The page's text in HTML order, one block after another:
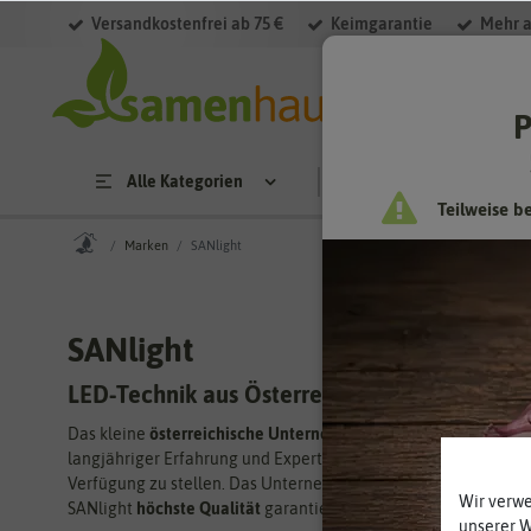
Versandkostenfrei ab 75 € Keimgarantie Mehr
Alle Kategorien
Marken SANlight
SANlight
LED-Technik aus Österreich
Das kleine österreichische Unternehmen SANlightentwickelt
langjähriger Erfahrung und Expertise in Photonik und
Verfügung zu stellen. Das Unternehmen produziert nach wie
SANlight höchste Qualität garantieren und gleichzeitig ein
Wir
unserer
Teilweise